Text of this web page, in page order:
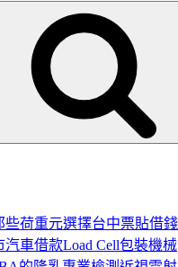
荷重元選擇台中票貼借錢
車借款Load Cell包裝機械